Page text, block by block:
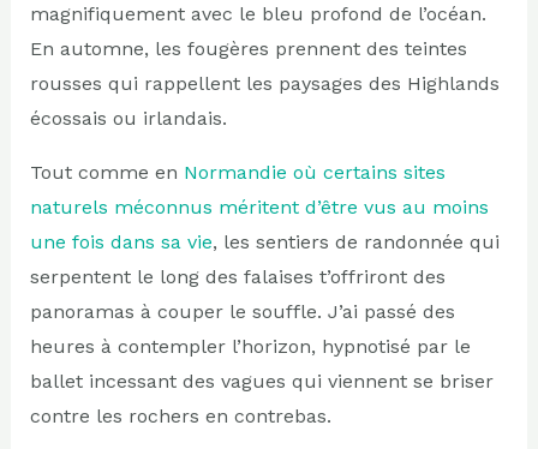
magnifiquement avec le bleu profond de l’océan.
En automne, les fougères prennent des teintes
rousses qui rappellent les paysages des Highlands
écossais ou irlandais.
Tout comme en Normandie où certains sites
naturels méconnus méritent d’être vus au moins
une fois dans sa vie, les sentiers de randonnée qui
serpentent le long des falaises t’offriront des
panoramas à couper le souffle. J’ai passé des
heures à contempler l’horizon, hypnotisé par le
ballet incessant des vagues qui viennent se briser
contre les rochers en contrebas.